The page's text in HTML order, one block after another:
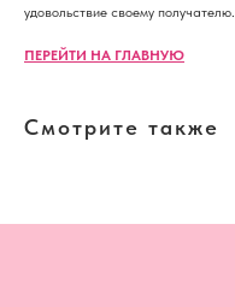
удовольствие своему получателю.
ПЕРЕЙТИ НА ГЛАВНУЮ
Смотрите также